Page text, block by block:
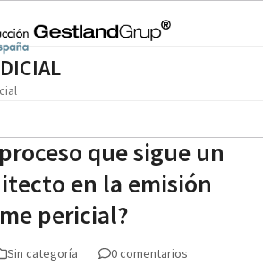
que sigue un
en la emisión
pericial?
Sin categoría 0 comentarios